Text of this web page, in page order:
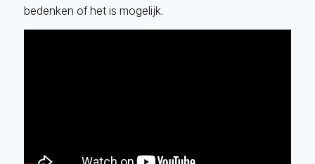
bedenken of het is mogelijk.